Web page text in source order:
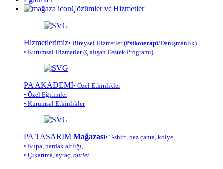
Çözümler ve Hizmetler
Hizmetlerimiz• Bireysel Hizmetler (Psikoterapi/Danışmanlık)
• Kurumsal Hizmetler (Çalışan Destek Programı)
PA AKADEMİ• Özel Etkinlikler
• Özel Eğitimler
• Kurumsal Etkinlikler
PA TASARIM Mağazası• T-shirt, bez çanta, kolye,
• Kupa, bardak altlığı,
• Çıkartma, ayraç, outlet…